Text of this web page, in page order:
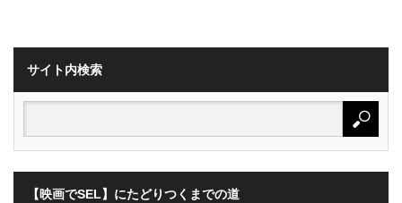
サイト内検索
【映画でSEL】にたどりつくまでの道